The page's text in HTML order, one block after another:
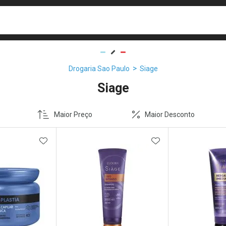
Drogaria Sao Paulo Siage
Siage
Maior Preço Maior Desconto
ADICIONAR AOS FAVORITOSADICIONAR AOS